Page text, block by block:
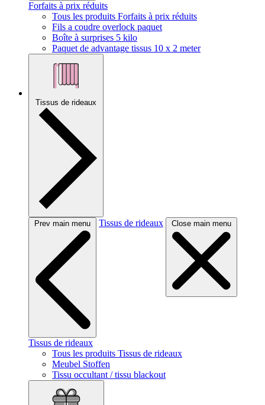
Forfaits à prix réduits
Tous les produits Forfaits à prix réduits
Fils a coudre overlock paquet
Boîte à surprises 5 kilo
Paquet de advantage tissus 10 x 2 meter
Tissus de rideaux
Prev main menu Tissus de rideaux Close main menu
Tissus de rideaux
Tous les produits Tissus de rideaux
Meubel Stoffen
Tissu occultant / tissu blackout